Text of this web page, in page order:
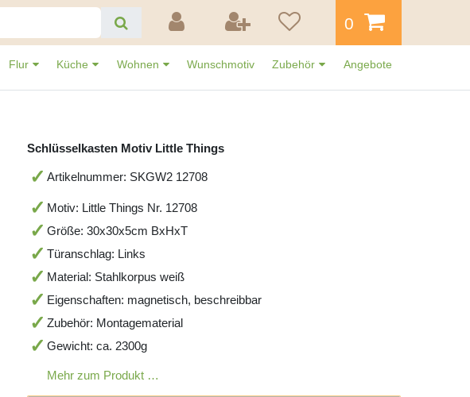
0
Flur Küche Wohnen Wunschmotiv Zubehör Angebote
Schlüsselkasten Motiv Little Things
Artikelnummer: SKGW2 12708
Motiv: Little Things Nr. 12708
Größe: 30x30x5cm BxHxT
Türanschlag: Links
Material: Stahlkorpus weiß
Eigenschaften: magnetisch, beschreibbar
Zubehör: Montagematerial
Gewicht: ca. 2300g
Mehr zum Produkt …